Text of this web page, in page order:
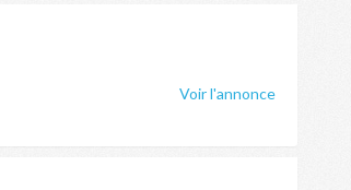
Voir l'annonce